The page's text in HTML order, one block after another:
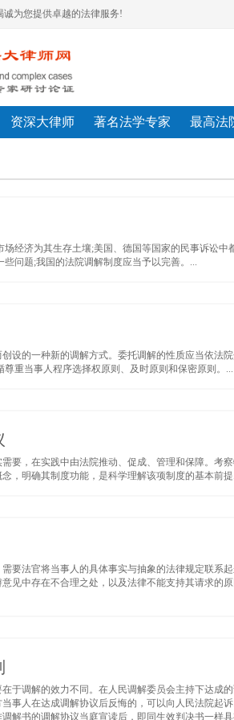
为您提供卓越的法律服务!
资深大律师 著名法学专家 最高法
经济为其生存土壤;美国、德国等国家的民事诉讼中
问题;我国的法院调解制度应当予以完善。...
设的一种新的调解方式。委托调解的性质应当依法
重当事人程序选择权原则、及时原则和保密原则。...
要，在实践中由法院推动、促成、管理和保障。考
，明确其制度功能，是科学理解该项制度的基本前提
要法官将当事人的具体事实与抽象的法律规定联系
见中存在不合理之处，以及法律不能支持其请求的
于调解的效力不同。在人民调解委员会主持下达成
事人在达成调解协议后反悔的，可以向人民法院起
解书的调解协议当庭宣读后，即同生效判决书一样